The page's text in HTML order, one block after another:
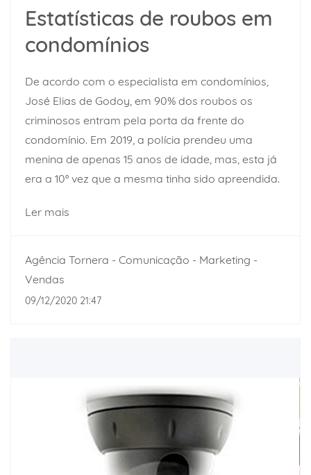
Estatísticas de roubos em
condomínios
De acordo com o especialista em condomínios,
José Elias de Godoy, em 90% dos roubos os
criminosos entram pela porta da frente do
condomínio. Em 2019, a polícia prendeu uma
menina de apenas 15 anos de idade, mas, esta já
era a 10° vez que a mesma tinha sido apreendida.
Ler mais
Agência Tornera - Comunicação - Marketing -
Vendas
09/12/2020 21:47